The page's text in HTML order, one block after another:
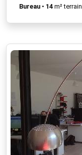
Bureau • 14 m² terrain